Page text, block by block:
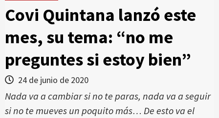
Covi Quintana lanzó este
mes, su tema: “no me
preguntes si estoy bien”
24 de junio de 2020
Nada va a cambiar si no te paras, nada va a seguir
si no te mueves un poquito más… De esto va el